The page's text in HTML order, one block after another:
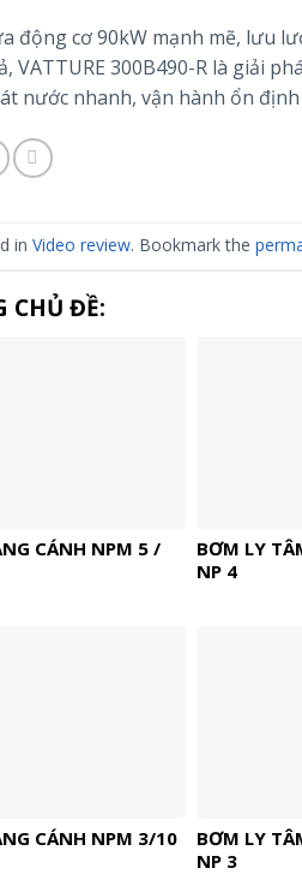
động cơ 90kW mạnh mẽ, lưu
VATTURE 300B490-R là giải
nước nhanh, vận hành ổn
in Video review. Bookmark the
CHỦ ĐỀ:
CÁNH NPM 5 /
BƠM LY
NP 4
CÁNH NPM 3/10
BƠM LY
NP 3